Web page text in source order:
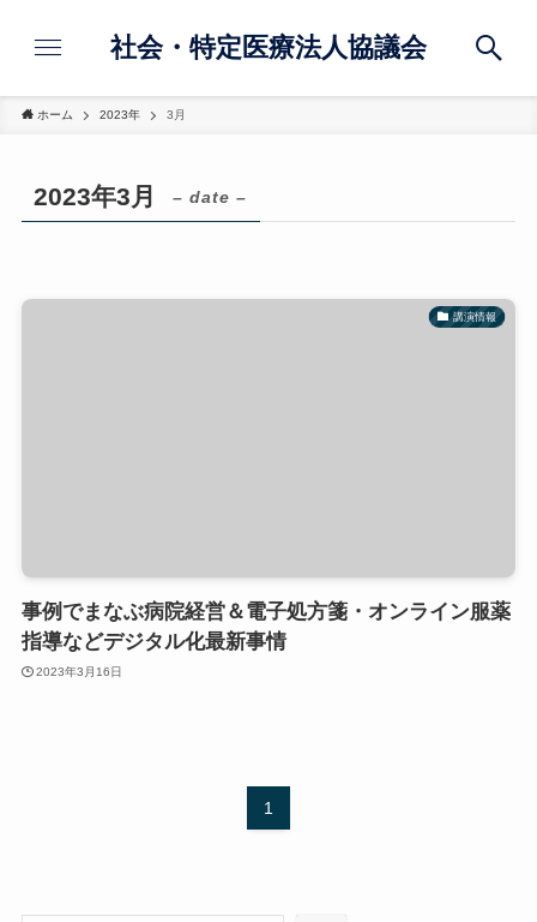
社会・特定医療法人協議会
ホーム 2023年 3月
2023年3月 – date –
講演情報
事例でまなぶ病院経営＆電子処方箋・オンライン服薬
指導などデジタル化最新事情
2023年3月16日
1